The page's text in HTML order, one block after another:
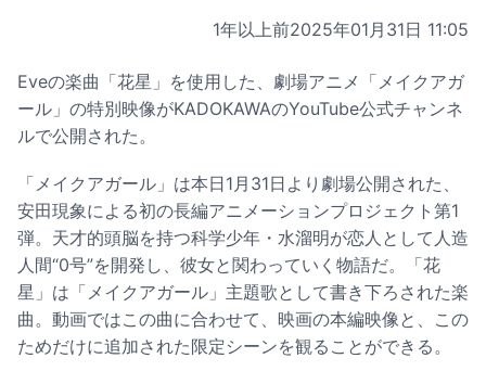
1年以上前2025年01月31日 11:05
Eveの楽曲「花星」を使用した、劇場アニメ「メイクアガ
ール」の特別映像がKADOKAWAのYouTube公式チャンネ
ルで公開された。
「メイクアガール」は本日1月31日より劇場公開された、
安田現象による初の長編アニメーションプロジェクト第1
弾。天才的頭脳を持つ科学少年・水溜明が恋人として人造
人間“0号”を開発し、彼女と関わっていく物語だ。「花
星」は「メイクアガール」主題歌として書き下ろされた楽
曲。動画ではこの曲に合わせて、映画の本編映像と、この
ためだけに追加された限定シーンを観ることができる。